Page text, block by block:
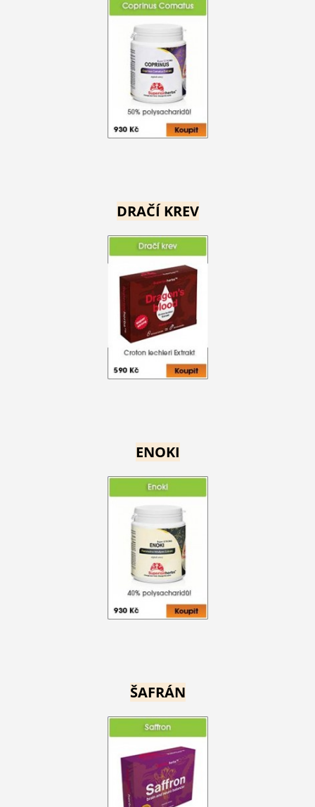
DRAČÍ KREV
ENOKI
ŠAFRÁN